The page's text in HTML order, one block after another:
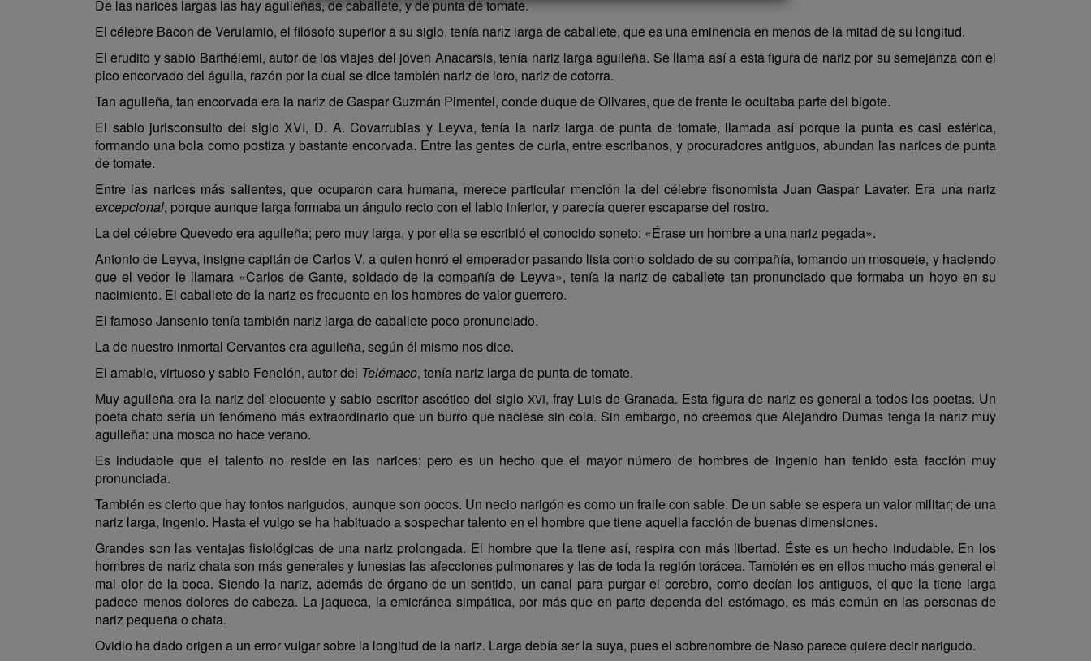
De las narices largas las hay aguileñas, de caballete, y de punta de tomate.
El célebre Bacon de Verulamio, el filósofo superior a su siglo, tenía nariz larga de caballete, que es una eminencia en menos de la mitad de su longitud.
El erudito y sabio Barthélemi, autor de los viajes del joven Anacarsis, tenía nariz larga aguileña. Se llama así a esta figura de nariz por su semejanza con el
pico encorvado del águila, razón por la cual se dice también nariz de loro, nariz de cotorra.
Tan aguileña, tan encorvada era la nariz de Gaspar Guzmán Pimentel, conde duque de Olivares, que de frente le ocultaba parte del bigote.
El sabio jurisconsulto del siglo XVI, D. A. Covarrubias y Leyva, tenía la nariz larga de punta de tomate, llamada así porque la punta es casi esférica,
formando una bola como postiza y bastante encorvada. Entre las gentes de curia, entre escribanos, y procuradores antiguos, abundan las narices de punta
de tomate.
Entre las narices más salientes, que ocuparon cara humana, merece particular mención la del célebre fisonomista Juan Gaspar Lavater. Era una nariz
excepcional, porque aunque larga formaba un ángulo recto con el labio inferior, y parecía querer escaparse del rostro.
La del célebre Quevedo era aguileña; pero muy larga, y por ella se escribió el conocido soneto: «Érase un hombre a una nariz pegada».
Antonio de Leyva, insigne capitán de Carlos V, a quien honró el emperador pasando lista como soldado de su compañía, tomando un mosquete, y haciendo
que el vedor le llamara «Carlos de Gante, soldado de la compañía de Leyva», tenía la nariz de caballete tan pronunciado que formaba un hoyo en su
nacimiento. El caballete de la nariz es frecuente en los hombres de valor guerrero.
El famoso Jansenio tenía también nariz larga de caballete poco pronunciado.
La de nuestro inmortal Cervantes era aguileña, según él mismo nos dice.
El amable, virtuoso y sabio Fenelón, autor del Telémaco, tenía nariz larga de punta de tomate.
Muy aguileña era la nariz del elocuente y sabio escritor ascético del siglo XVI, fray Luis de Granada. Esta figura de nariz es general a todos los poetas. Un
poeta chato sería un fenómeno más extraordinario que un burro que naciese sin cola. Sin embargo, no creemos que Alejandro Dumas tenga la nariz muy
aguileña: una mosca no hace verano.
Es indudable que el talento no reside en las narices; pero es un hecho que el mayor número de hombres de ingenio han tenido esta facción muy
pronunciada.
También es cierto que hay tontos narigudos, aunque son pocos. Un necio narigón es como un fraile con sable. De un sable se espera un valor militar; de una
nariz larga, ingenio. Hasta el vulgo se ha habituado a sospechar talento en el hombre que tiene aquella facción de buenas dimensiones.
Grandes son las ventajas fisiológicas de una nariz prolongada. El hombre que la tiene así, respira con más libertad. Éste es un hecho indudable. En los
hombres de nariz chata son más generales y funestas las afecciones pulmonares y las de toda la región torácea. También es en ellos mucho más general el
mal olor de la boca. Siendo la nariz, además de órgano de un sentido, un canal para purgar el cerebro, como decían los antiguos, el que la tiene larga
padece menos dolores de cabeza. La jaqueca, la emicránea simpática, por más que en parte dependa del estómago, es más común en las personas de
nariz pequeña o chata.
Ovidio ha dado origen a un error vulgar sobre la longitud de la nariz. Larga debía ser la suya, pues el sobrenombre de Naso parece quiere decir narigudo.